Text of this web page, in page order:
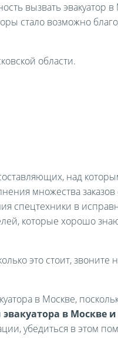
вызвать эвакуатор
стало возможно
области.
над
множества
спецтехники в
которые хорошо
это стоит,
в Москве,
эвакуатора в Москве
убедиться в этом